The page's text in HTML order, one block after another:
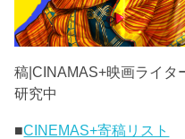
稿|CINAMAS+映画ライタ
研究中
■CINEMAS+寄稿リスト